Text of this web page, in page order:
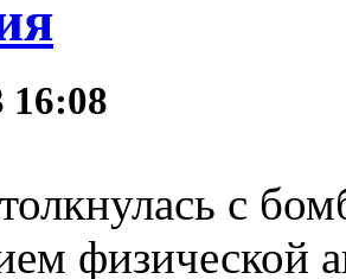
16:08
с
физической